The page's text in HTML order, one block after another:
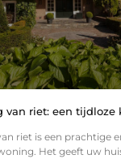
van riet: een tijdloze
riet is een prachtige
Het geeft uw